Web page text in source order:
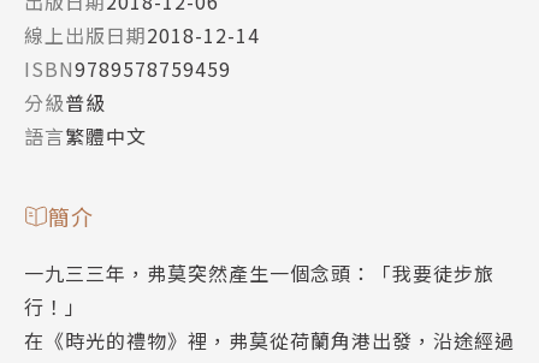
線上出版日期2018-12-14
ISBN9789578759459
分級普級
語言繁體中文
簡介
一九三三年，弗莫突然產生一個念頭：「我要徒步旅
行！」
在《時光的禮物》裡，弗莫從荷蘭角港出發，沿途經過